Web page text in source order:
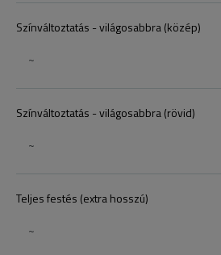
Színváltoztatás - világosabbra (közép)
~
Színváltoztatás - világosabbra (rövid)
~
Teljes festés (extra hosszú)
~